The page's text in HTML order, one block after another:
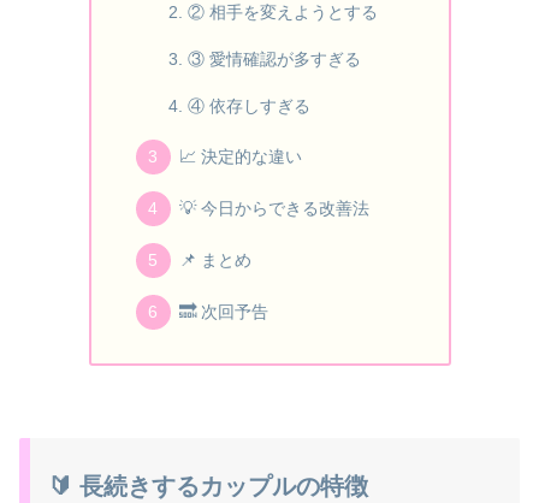
② 相手を変えようとする
③ 愛情確認が多すぎる
④ 依存しすぎる
📈 決定的な違い
💡 今日からできる改善法
📌 まとめ
🔜 次回予告
🔰 長続きするカップルの特徴